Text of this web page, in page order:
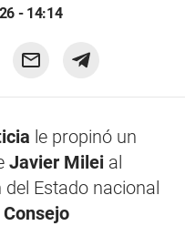
- 14:14
le propinó un
Javier Milei al
Estado nacional
Consejo